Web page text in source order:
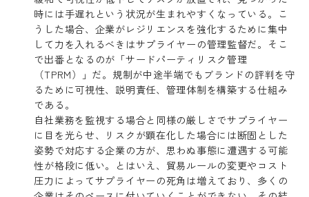
時には手遅れという状況が生まれやすくなっている。こ
うした場合、企業がレジリエンスを強化するために集中
して力を入れるべきはサプライヤーの管理監督だ。そこ
で出番となるのが「サードパーティリスク管理
（TPRM）」だ。規制が中途半端でもブランドの評判を守
るために可視性、説明責任、管理体制を構築する仕組み
である。
自社業務を監視する場合と同様の厳しさでサプライヤー
に目を光らせ、リスクが顕在化した場合には断固とした
姿勢で対応する企業の方が、思わぬ事態に遭遇する可能
性が格段に低い。とはいえ、貿易ルールの変更やコスト
圧力によってサプライヤーの死角は増えており、多くの